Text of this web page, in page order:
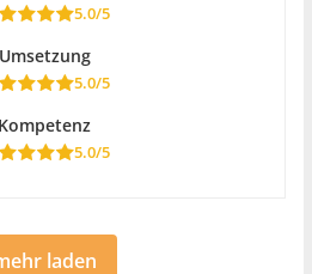
5.0/5
Umsetzung
5.0/5
Kompetenz
5.0/5
laden